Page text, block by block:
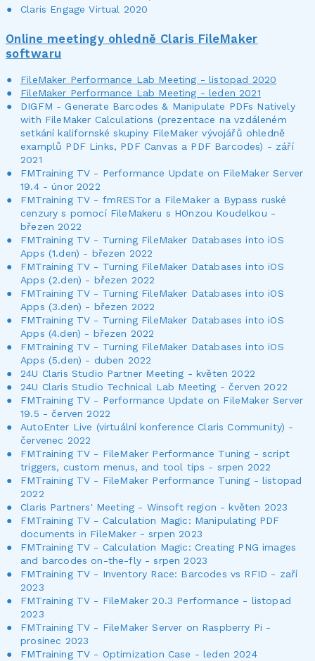
Claris Engage Virtual 2020
Online meetingy ohledně Claris FileMaker
softwaru
FileMaker Performance Lab Meeting - listopad 2020
FileMaker Performance Lab Meeting - leden 2021
DIGFM - Generate Barcodes & Manipulate PDFs Natively
with FileMaker Calculations (prezentace na vzdáleném
setkání kalifornské skupiny FileMaker vývojářů ohledně
examplů PDF Links, PDF Canvas a PDF Barcodes) - září
2021
FMTraining TV - Performance Update on FileMaker Server
19.4 - únor 2022
FMTraining TV - fmRESTor a FileMaker a Bypass ruské
cenzury s pomocí FileMakeru s HOnzou Koudelkou -
březen 2022
FMTraining TV - Turning FileMaker Databases into iOS
Apps (1.den) - březen 2022
FMTraining TV - Turning FileMaker Databases into iOS
Apps (2.den) - březen 2022
FMTraining TV - Turning FileMaker Databases into iOS
Apps (3.den) - březen 2022
FMTraining TV - Turning FileMaker Databases into iOS
Apps (4.den) - březen 2022
FMTraining TV - Turning FileMaker Databases into iOS
Apps (5.den) - duben 2022
24U Claris Studio Partner Meeting - květen 2022
24U Claris Studio Technical Lab Meeting - červen 2022
FMTraining TV - Performance Update on FileMaker Server
19.5 - červen 2022
AutoEnter Live (virtuální konference Claris Community) -
červenec 2022
FMTraining TV - FileMaker Performance Tuning - script
triggers, custom menus, and tool tips - srpen 2022
FMTraining TV - FileMaker Performance Tuning - listopad
2022
Claris Partners' Meeting - Winsoft region - květen 2023
FMTraining TV - Calculation Magic: Manipulating PDF
documents in FileMaker - srpen 2023
FMTraining TV - Calculation Magic: Creating PNG images
and barcodes on-the-fly - srpen 2023
FMTraining TV - Inventory Race: Barcodes vs RFID - zaří
2023
FMTraining TV - FileMaker 20.3 Performance - listopad
2023
FMTraining TV - FileMaker Server on Raspberry Pi -
prosinec 2023
FMTraining TV - Optimization Case - leden 2024